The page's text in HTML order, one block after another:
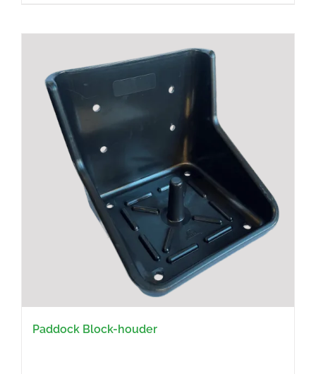
Paddock Block-houder